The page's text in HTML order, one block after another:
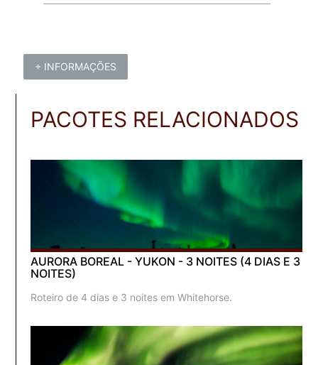
+ INFORMAÇÕES
PACOTES RELACIONADOS
AURORA BOREAL - YUKON - 3 NOITES (4 DIAS E 3
NOITES)
Roteiro de 4 dias e 3 noites em Whitehorse.